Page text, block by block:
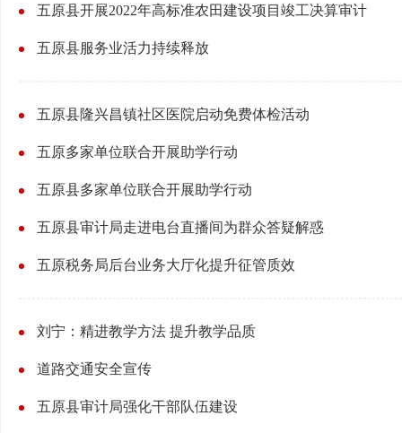
五原县开展2022年高标准农田建设项目竣工决算审计
五原县服务业活力持续释放
五原县隆兴昌镇社区医院启动免费体检活动
五原多家单位联合开展助学行动
五原县多家单位联合开展助学行动
五原县审计局走进电台直播间为群众答疑解惑
五原税务局后台业务大厅化提升征管质效
刘宁：精进教学方法 提升教学品质
道路交通安全宣传
五原县审计局强化干部队伍建设